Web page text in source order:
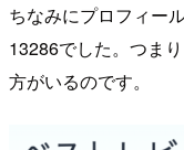
ちなみにプロフィー
13286でした。つま
方がいるのです。